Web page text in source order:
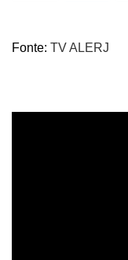
Fonte: TV ALERJ